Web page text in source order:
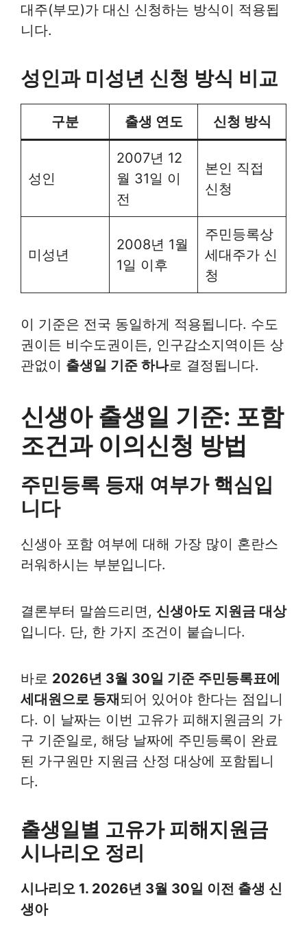
대주(부모)가 대신 신청하는 방식이 적용됩
니다.
성인과 미성년 신청 방식 비교
구분 출생 연도 신청 방식
성인
2007년 12
월 31일 이
전
본인 직접
신청
미성년
2008년 1월
1일 이후
주민등록상
세대주가 신
청
이 기준은 전국 동일하게 적용됩니다. 수도
권이든 비수도권이든, 인구감소지역이든 상
관없이 출생일 기준 하나로 결정됩니다.
신생아 출생일 기준: 포함
조건과 이의신청 방법
주민등록 등재 여부가 핵심입
니다
신생아 포함 여부에 대해 가장 많이 혼란스
러워하시는 부분입니다.
결론부터 말씀드리면, 신생아도 지원금 대상
입니다. 단, 한 가지 조건이 붙습니다.
바로 2026년 3월 30일 기준 주민등록표에
세대원으로 등재되어 있어야 한다는 점입니
다. 이 날짜는 이번 고유가 피해지원금의 가
구 기준일로, 해당 날짜에 주민등록이 완료
된 가구원만 지원금 산정 대상에 포함됩니
다.
출생일별 고유가 피해지원금
시나리오 정리
시나리오 1. 2026년 3월 30일 이전 출생 신
생아